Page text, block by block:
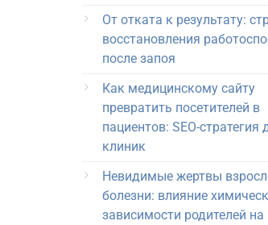
От отката к результату:
восстановления
после запоя
Как медицинскому сайту
превратить посетителей в
пациентов: SEO-стратегия
клиник
Невидимые жертвы
болезни: влияние
зависимости родителей на